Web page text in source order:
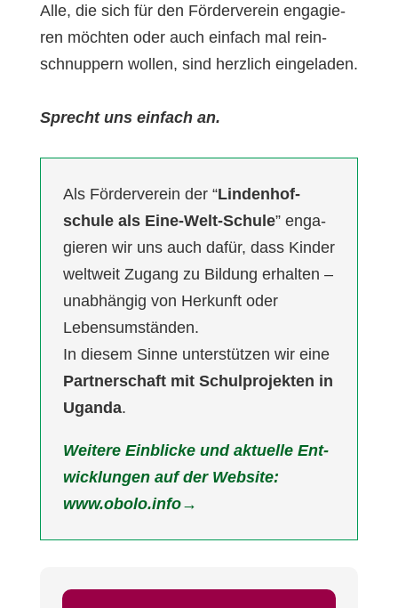
Alle, die sich für den För­der­ver­ein enga­gie­
ren möch­ten oder auch ein­fach mal rein­
schnup­pern wol­len, sind herz­lich ein­ge­la­den.
Sprecht uns ein­fach an.
Als För­der­ver­ein der “Lin­den­hof­
schu­le als Eine-Welt-Schu­le” enga­
gie­ren wir uns auch dafür, dass Kin­der
welt­weit Zugang zu Bil­dung erhal­ten –
unab­hän­gig von Her­kunft oder
Lebens­um­stän­den.
In die­sem Sin­ne unter­stüt­zen wir eine
Part­ner­schaft mit Schul­pro­jek­ten in
Ugan­da.
Wei­te­re Ein­bli­cke und aktu­el­le Ent­
wick­lun­gen auf der Web­site:
www.obolo.info→